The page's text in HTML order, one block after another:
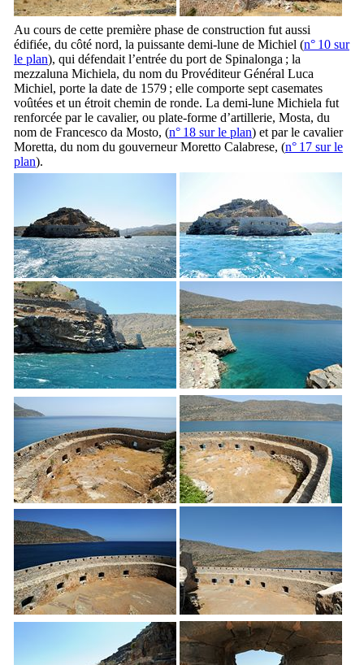
Au cours de cette première phase de construction fut aussi
édifiée, du côté nord, la puissante demi-lune de Michiel (n° 10 sur
le plan), qui défendait l’entrée du port de Spinalonga ; la
mezzaluna Michiela, du nom du Provéditeur Général Luca
Michiel, porte la date de 1579 ; elle comporte sept casemates
voûtées et un étroit chemin de ronde. La demi-lune Michiela fut
renforcée par le cavalier, ou plate-forme d’artillerie, Mosta, du
nom de Francesco da Mosto, (n° 18 sur le plan) et par le cavalier
Moretta, du nom du gouverneurMoretto Calabrese, (n° 17 sur le
plan).